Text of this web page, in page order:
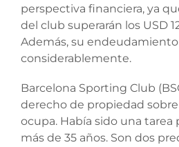
perspectiva financiera, ya
del club superarán los USD
Además, su
considerablemente.
Barcelona Sporting Club
derecho de propiedad
ocupa. Había sido una
más de 35 años. Son dos